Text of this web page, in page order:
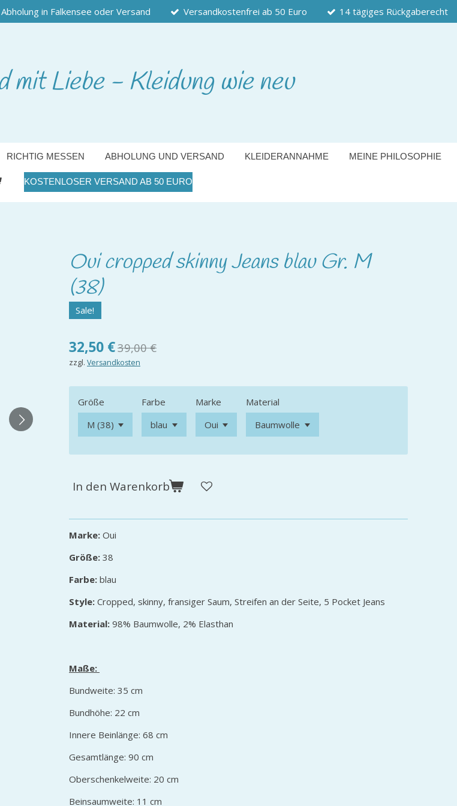
in Falkensee oder Versand Versandkostenfrei ab 50 Euro 14 tägiges Rückgaberecht
mit Liebe - Kleidung wie neu
RICHTIG MESSEN ABHOLUNG UND VERSAND KLEIDERANNAHME MEINE PHILOSOPHIE
KOSTENLOSER VERSAND AB 50 EURO
Oui cropped skinny Jeans blau Gr. M
(38)
Sale!
32,50 €39,00 €
zzgl. Versandkosten
Größe Farbe Marke Material
In den Warenkorb
Marke: Oui
Größe: 38
Farbe: blau
Style: Cropped, skinny, fransiger Saum, Streifen an der Seite, 5 Pocket Jeans
Material: 98% Baumwolle, 2% Elasthan
Maße:
Bundweite: 35 cm
Bundhöhe: 22 cm
Innere Beinlänge: 68 cm
Gesamtlänge: 90 cm
Oberschenkelweite: 20 cm
Beinsaumweite: 11 cm